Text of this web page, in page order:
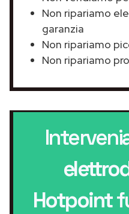
Non ripariamo
garanzia
Non ripariamo
Non ripariamo
Hotpoint